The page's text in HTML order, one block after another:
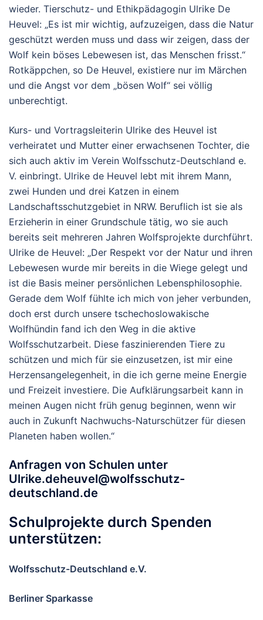
wieder. Tierschutz- und Ethikpädagogin Ulrike De
Heuvel: „Es ist mir wichtig, aufzuzeigen, dass die Natur
geschützt werden muss und dass wir zeigen, dass der
Wolf kein böses Lebewesen ist, das Menschen frisst.“
Rotkäppchen, so De Heuvel, existiere nur im Märchen
und die Angst vor dem „bösen Wolf“ sei völlig
unberechtigt.
Kurs- und Vortragsleiterin Ulrike des Heuvel ist
verheiratet und Mutter einer erwachsenen Tochter, die
sich auch aktiv im Verein Wolfsschutz-Deutschland e.
V. einbringt. Ulrike de Heuvel lebt mit ihrem Mann,
zwei Hunden und drei Katzen in einem
Landschaftsschutzgebiet in NRW. Beruflich ist sie als
Erzieherin in einer Grundschule tätig, wo sie auch
bereits seit mehreren Jahren Wolfsprojekte durchführt.
Ulrike de Heuvel: „Der Respekt vor der Natur und ihren
Lebewesen wurde mir bereits in die Wiege gelegt und
ist die Basis meiner persönlichen Lebensphilosophie.
Gerade dem Wolf fühlte ich mich von jeher verbunden,
doch erst durch unsere tschechoslowakische
Wolfhündin fand ich den Weg in die aktive
Wolfsschutzarbeit. Diese faszinierenden Tiere zu
schützen und mich für sie einzusetzen, ist mir eine
Herzensangelegenheit, in die ich gerne meine Energie
und Freizeit investiere. Die Aufklärungsarbeit kann in
meinen Augen nicht früh genug beginnen, wenn wir
auch in Zukunft Nachwuchs-Naturschützer für diesen
Planeten haben wollen.“
Anfragen von Schulen unter
Ulrike.deheuvel@wolfsschutz-
deutschland.de
Schulprojekte durch Spenden
unterstützen:
Wolfsschutz-Deutschland e.V.
Berliner Sparkasse